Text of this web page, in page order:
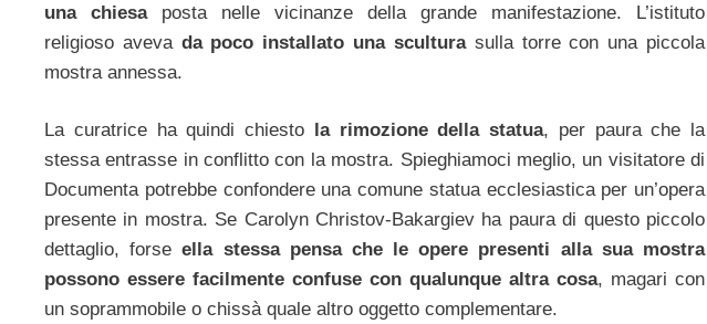
una chiesaposta nelle vicinanze della grande manifestazione. L’istituto
religioso aveva da poco installato una sculturasulla torre con una piccola
mostra annessa.
La curatrice ha quindi chiesto la rimozione della statua, per paura che la
stessa entrasse in conflitto con la mostra. Spieghiamoci meglio, un visitatore di
Documenta potrebbe confondere una comune statua ecclesiastica per un’opera
presente in mostra. Se Carolyn Christov-Bakargiev ha paura di questo piccolo
dettaglio, forseella stessa pensa che le opere presenti alla sua mostra
possono essere facilmente confuse con qualunque altra cosa, magari con
un soprammobile o chissà quale altro oggetto complementare.